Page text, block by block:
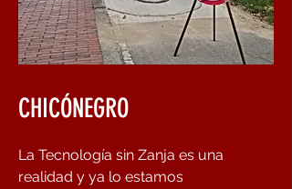
CHICÓNEGRO
La Tecnología sin Zanja es una
realidad y ya lo estamos